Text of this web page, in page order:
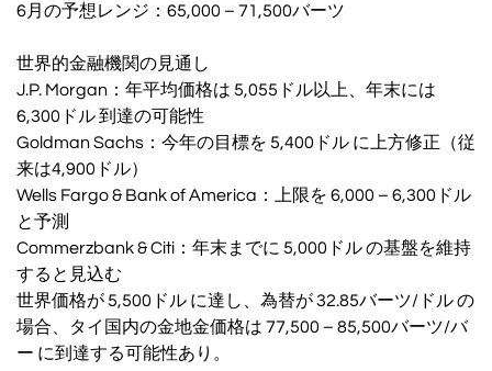
6月の予想レンジ：65,000 – 71,500バーツ
世界的金融機関の見通し
J.P. Morgan：年平均価格は 5,055ドル以上、年末には
6,300ドル 到達の可能性
Goldman Sachs：今年の目標を 5,400ドル に上方修正（従
来は4,900ドル）
Wells Fargo & Bank of America：上限を 6,000 – 6,300ドル
と予測
Commerzbank & Citi：年末までに 5,000ドル の基盤を維持
すると見込む
世界価格が 5,500ドル に達し、為替が 32.85バーツ/ドル の
場合、タイ国内の金地金価格は 77,500 – 85,500バーツ/バ
ー に到達する可能性あり。